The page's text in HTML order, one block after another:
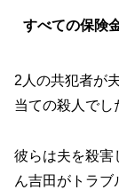
すべての保険
2人の共犯者が
当ての殺人でし
彼らは夫を殺害
ん吉田がトラ